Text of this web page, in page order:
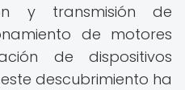
y transmisión de
de motores
de dispositivos
descubrimiento ha